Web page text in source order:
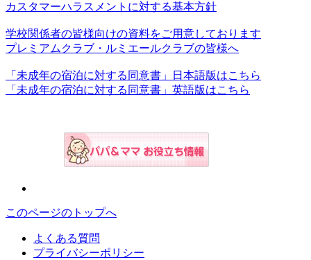
カスタマーハラスメントに対する基本方針
学校関係者の皆様向けの資料をご用意しております
プレミアムクラブ・ルミエールクラブの皆様へ
「未成年の宿泊に対する同意書」日本語版はこちら
「未成年の宿泊に対する同意書」英語版はこちら
このページのトップへ
よくある質問
プライバシーポリシー